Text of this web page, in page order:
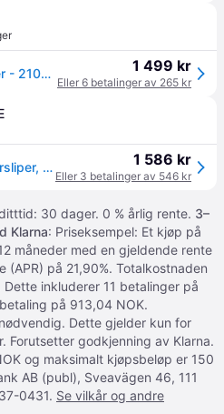
Metabo SRE 3185 Plansliper - 210W - 92 x 184 mm 1 499 kr
Eller 6 betalinger av 265 kr
Metabo SRE 3185, Eksentersliper, 8800 RPM, 22300 RPM, 84 dB, 73 dB, 3 dB 1 586 kr
Eller 3 betalinger av 546 kr
30 dager. 0 % årlig rente. 3–
Klarna: Priseksempel: Et kjøp på
måneder med en gjeldende rente
(APR) på 21,90%. Totalkostnaden
Dette inkluderer 11 betalinger på
på 913,04 NOK.
Dette gjelder kun for
Forutsetter godkjenning av Klarna.
og maksimalt kjøpsbeløp er 150
AB (publ), Sveavägen 46, 111
0431. Se vilkår og andre